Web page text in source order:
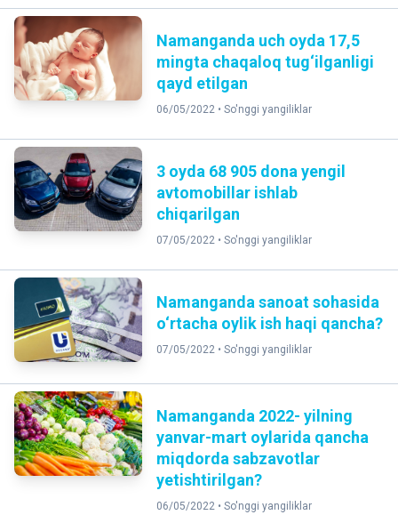
Namanganda uch oyda 17,5
mingta chaqaloq tug‘ilganligi
qayd etilgan
06/05/2022 • So'nggi yangiliklar
3 oyda 68 905 dona yengil
avtomobillar ishlab
chiqarilgan
07/05/2022 • So'nggi yangiliklar
Namanganda sanoat sohasida
o‘rtacha oylik ish haqi qancha?
07/05/2022 • So'nggi yangiliklar
Namanganda 2022- yilning
yanvar-mart oylarida qancha
miqdorda sabzavotlar
yetishtirilgan?
06/05/2022 • So'nggi yangiliklar